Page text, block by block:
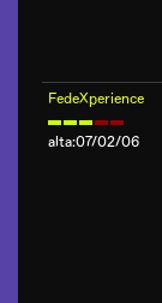
FedeXperience
alta:07/02/06